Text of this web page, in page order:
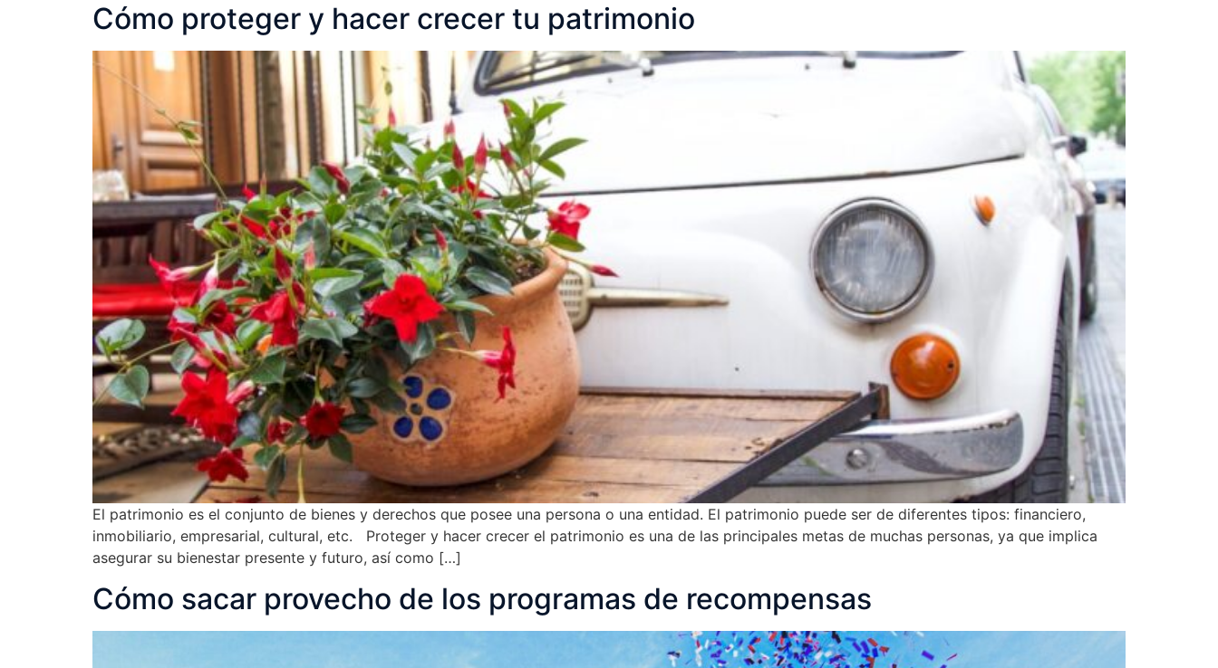
Cómo proteger y hacer crecer tu patrimonio
El patrimonio es el conjunto de bienes y derechos que posee una persona o una entidad. El patrimonio puede ser de diferentes tipos: financiero,
inmobiliario, empresarial, cultural, etc. Proteger y hacer crecer el patrimonio es una de las principales metas de muchas personas, ya que implica
asegurar su bienestar presente y futuro, así como […]
Cómo sacar provecho de los programas de recompensas